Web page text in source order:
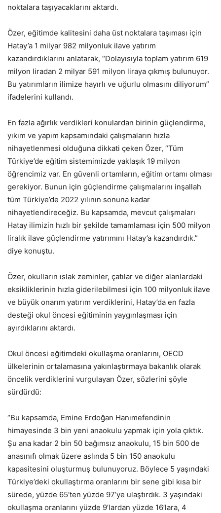
noktalara taşıyacaklarını aktardı.
Özer, eğitimde kalitesini daha üst noktalara taşıması için
Hatay’a 1 milyar 982 milyonluk ilave yatırım
kazandırdıklarını anlatarak, “Dolayısıyla toplam yatırım 619
milyon liradan 2 milyar 591 milyon liraya çıkmış bulunuyor.
Bu yatırımların ilimize hayırlı ve uğurlu olmasını diliyorum”
ifadelerini kullandı.
En fazla ağırlık verdikleri konulardan birinin güçlendirme,
yıkım ve yapım kapsamındaki çalışmaların hızla
nihayetlenmesi olduğuna dikkati çeken Özer, “Tüm
Türkiye’de eğitim sistemimizde yaklaşık 19 milyon
öğrencimiz var. En güvenli ortamların, eğitim ortamı olması
gerekiyor. Bunun için güçlendirme çalışmalarını inşallah
tüm Türkiye’de 2022 yılının sonuna kadar
nihayetlendireceğiz. Bu kapsamda, mevcut çalışmaları
Hatay ilimizin hızlı bir şekilde tamamlaması için 500 milyon
liralık ilave güçlendirme yatırımını Hatay’a kazandırdık.”
diye konuştu.
Özer, okulların ıslak zeminler, çatılar ve diğer alanlardaki
eksikliklerinin hızla giderilebilmesi için 100 milyonluk ilave
ve büyük onarım yatırım verdiklerini, Hatay’da en fazla
desteği okul öncesi eğitiminin yaygınlaşması için
ayırdıklarını aktardı.
Okul öncesi eğitimdeki okullaşma oranlarını, OECD
ülkelerinin ortalamasına yakınlaştırmaya bakanlık olarak
öncelik verdiklerini vurgulayan Özer, sözlerini şöyle
sürdürdü:
“Bu kapsamda, Emine Erdoğan Hanımefendinin
himayesinde 3 bin yeni anaokulu yapmak için yola çıktık.
Şu ana kadar 2 bin 50 bağımsız anaokulu, 15 bin 500 de
anasınıfı olmak üzere aslında 5 bin 150 anaokulu
kapasitesini oluşturmuş bulunuyoruz. Böylece 5 yaşındaki
Türkiye’deki okullaştırma oranlarını bir sene gibi kısa bir
sürede, yüzde 65’ten yüzde 97’ye ulaştırdık. 3 yaşındaki
okullaşma oranlarını yüzde 9’lardan yüzde 16’lara, 4